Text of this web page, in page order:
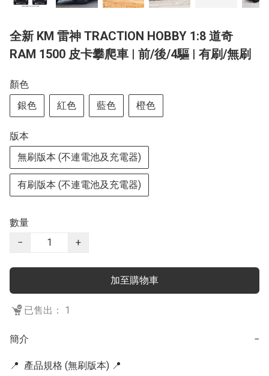
全新 KM 雷神 TRACTION HOBBY 1:8 道奇
RAM 1500 皮卡攀爬車 | 前/後/4驅 | 有刷/無刷
顏色
銀色
紅色 藍色 橙色
版本
無刷版本 (不連電池及充電器)
有刷版本 (不連電池及充電器)
數量
−
+
加至購物車
已售出： 1
簡介 −
📍  產品規格 (無刷版本) 📍